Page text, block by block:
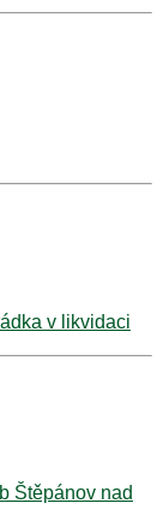
v likvidaci
Štěpánov nad